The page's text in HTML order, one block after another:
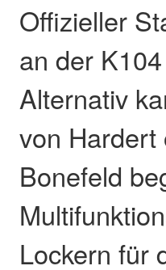
Offizieller
an der
Alternativ
von Hardert
Bonefeld
Lockern für